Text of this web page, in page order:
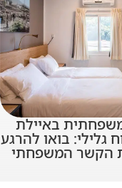
באיילת
גלילי: בואו להרגע
הקשר המשפחתי